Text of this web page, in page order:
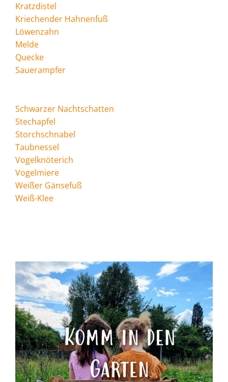
Kratzdistel
Kriechender Hahnenfuß
Löwenzahn
Melde
Quecke
Sauerampfer
Schwarzer Nachtschatten
Stechapfel
Storchschnabel
Taubnessel
Vogelknöterich
Vogelmiere
Weißer Gänsefuß
Weiß-Klee